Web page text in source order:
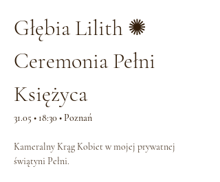
Głębia Lilith ✺
Ceremonia Pełni
Księżyca
31.05 • 18:30 • Poznań
Kameralny Krąg Kobiet w mojej prywatnej
świątyni Pełni.